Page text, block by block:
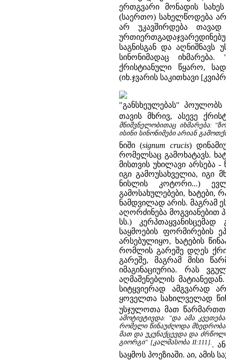
ერთგვარი მონადის
(საერთო) სახელწოდება
არ უკავშირდება თავად
საგნისგან და
სინონიმადაც
ქრისტიანული წყარო,
(იხ.ჯვარის საკითხავი
"განსხეულებას"
თავის მხრივ, ასევე
მნიშვნელობითაც იხმარება:
ისინი სინონიმები არიან
ნიში (signum crucis)
რომელსაც გამოხატავს.
მისთვის უხილავი არსება
იგი გამოუსახველია,
ნისლის კოტორი...)
გამოსახულებები, ხატები,
ნამდვილად არის. მაგრამ
აღორძინება მოგვიანებით
სს.)
საყმოების ფორმირების
არსებულიყო, ხატების
რომლის გარეშე დღეს
გარეშე, მაგრამ მისი
იმაგინაციურია. რას
აღმაშენებლის
სიტყვიერად ამგვარად
ყოველთა სახილველად
უსჯულოთა მათ
ამოტივტივდა: "და ამა
რომელი წინაუძღოდა
მათ და უკუნაქცევდა და
გიორგი" [კალმასობა II:111]. .
საყმოს პოეზიაში. აი, ამის